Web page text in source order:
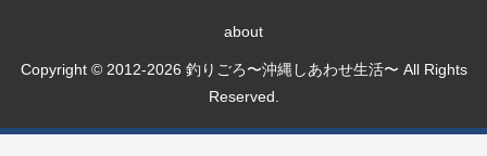
about
Copyright © 2012-2026 釣りごろ〜沖縄しあわせ生活〜 All Rights
Reserved.